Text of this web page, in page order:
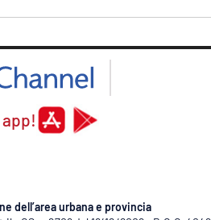
dell’area urbana e provincia